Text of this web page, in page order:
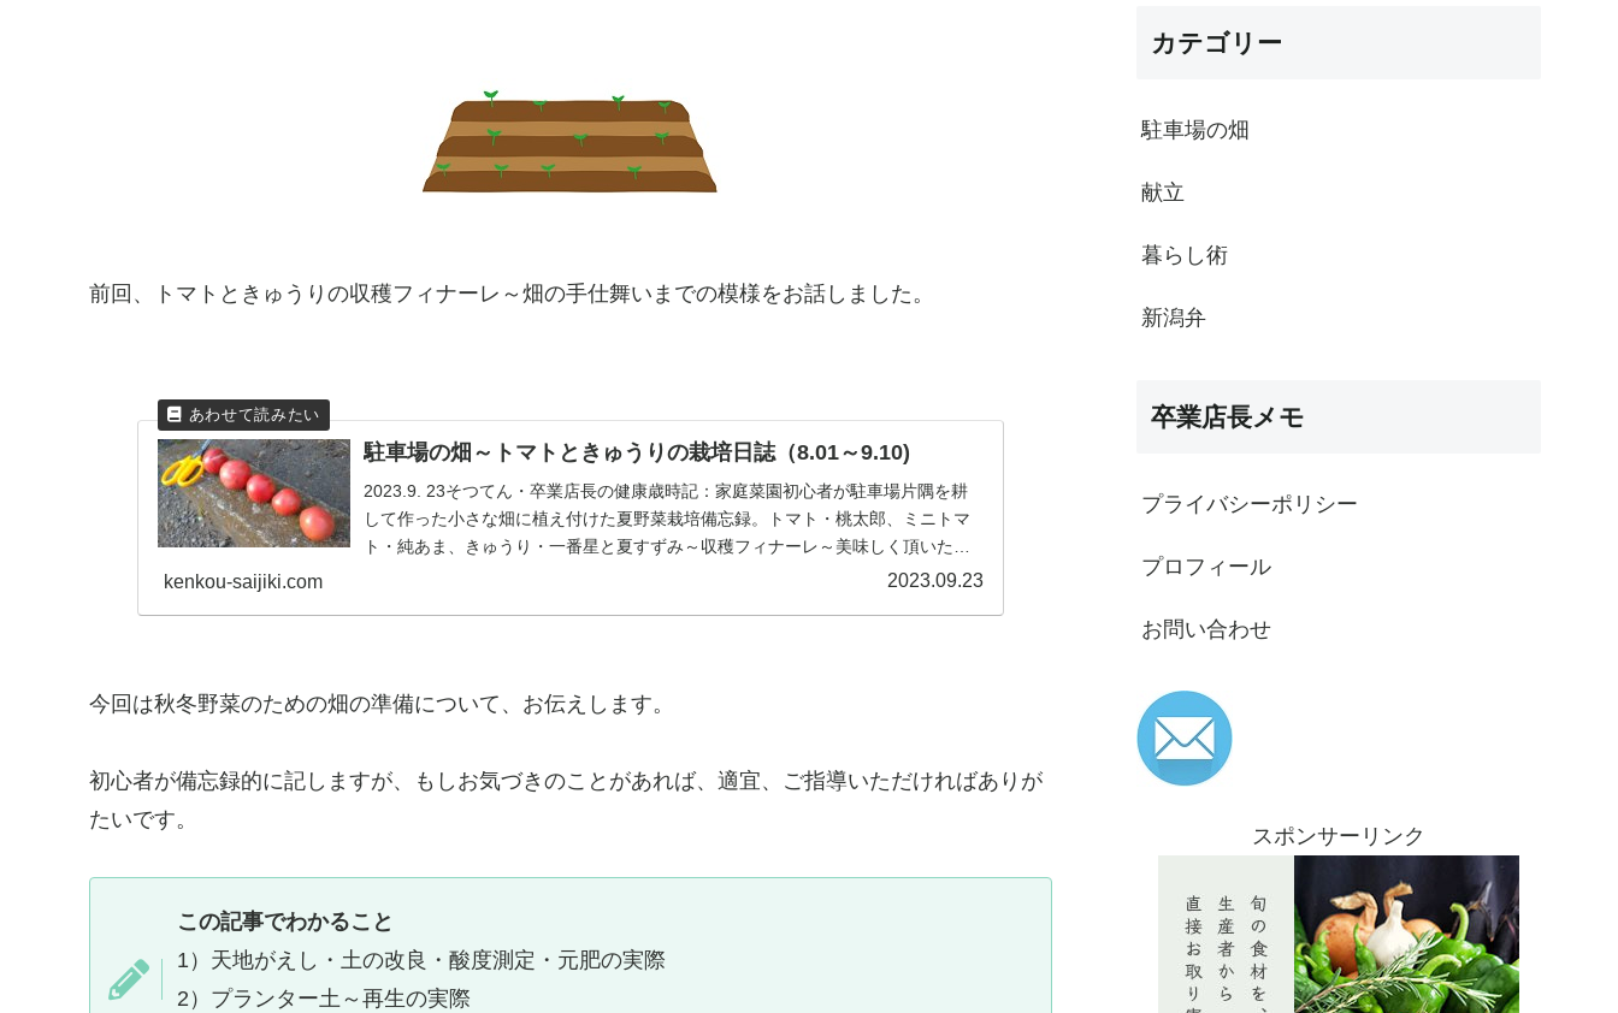
前回、トマトときゅうりの収穫フィナーレ～畑の手仕舞いまでの模様をお話しました。
駐車場の畑～トマトときゅうりの栽培日誌（8.01～9.10)
2023.9. 23そつてん・卒業店長の健康歳時記：家庭菜園初心者が駐車場片隅を耕
して作った小さな畑に植え付けた夏野菜栽培備忘録。トマト・桃太郎、ミニトマ
ト・純あま、きゅうり・一番星と夏すずみ～収穫フィナーレ～美味しく頂いた模
kenkou-saijiki.com 2023.09.23
今回は秋冬野菜のための畑の準備について、お伝えします。
初心者が備忘録的に記しますが、もしお気づきのことがあれば、適宜、ご指導いただければありが
たいです。
この記事でわかること
1）天地がえし・土の改良・酸度測定・元肥の実際
2）プランター土～再生の実際
カテゴリー
駐車場の畑
献立
暮らし術
新潟弁
卒業店長メモ
プライバシーポリシー
プロフィール
お問い合わせ
スポンサーリンク